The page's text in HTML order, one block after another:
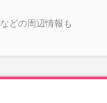
どの周辺情報も